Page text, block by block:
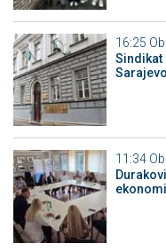
16:25
Sindikat
11:34